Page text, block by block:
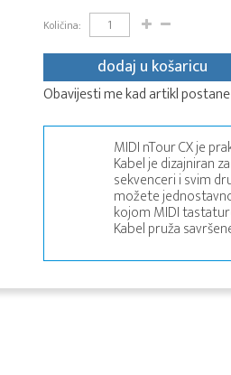
Količina:
dodaj u košaricu
Obavijesti me kad artikl
MIDI nTour CX je
Kabel je dizajniran
sekvenceri i svim
možete
kojom MIDI
Kabel pruža